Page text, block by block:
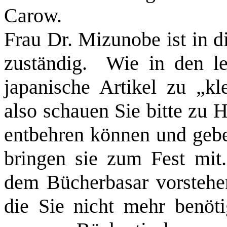
Carow.
Frau Dr. Mizunobe ist in
zuständig. Wie in den
japanische Artikel zu
also schauen Sie bitte zu
entbehren können und
bringen sie zum Fest
dem Bücherbasar
die Sie nicht mehr